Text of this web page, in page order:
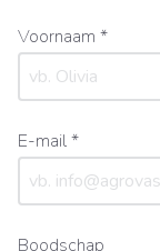
Voornaam *
E-mail *
Boodschap